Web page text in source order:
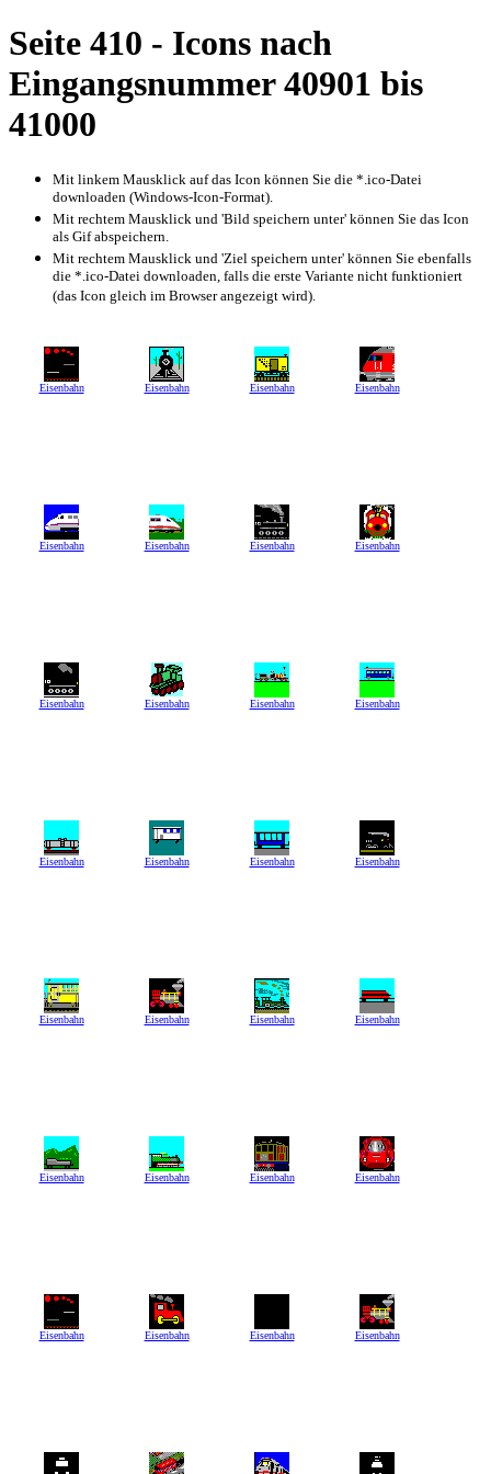
Seite 410 - Icons nach
Eingangsnummer 40901 bis
41000
Mit linkem Mausklick auf das Icon können Sie die *.ico-Datei
downloaden (Windows-Icon-Format).
Mit rechtem Mausklick und 'Bild speichern unter' können Sie das Icon
als Gif abspeichern.
Mit rechtem Mausklick und 'Ziel speichern unter' können Sie ebenfalls
die *.ico-Datei downloaden, falls die erste Variante nicht funktioniert
(das Icon gleich im Browser angezeigt wird).
Eisenbahn Eisenbahn Eisenbahn Eisenbahn
Eisenbahn Eisenbahn Eisenbahn Eisenbahn
Eisenbahn Eisenbahn Eisenbahn Eisenbahn
Eisenbahn Eisenbahn Eisenbahn Eisenbahn
Eisenbahn Eisenbahn Eisenbahn Eisenbahn
Eisenbahn Eisenbahn Eisenbahn Eisenbahn
Eisenbahn Eisenbahn Eisenbahn Eisenbahn